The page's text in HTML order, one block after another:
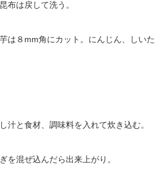
布は戻して洗う。
は８mm角にカット。にんじん、しいた
汁と食材、調味料を入れて炊き込む。
を混ぜ込んだら出来上がり。